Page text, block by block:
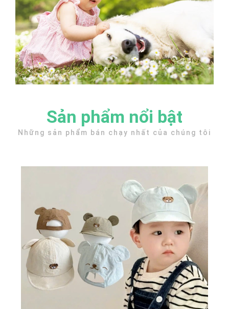
Sản phẩm nổi bật
Những sản phẩm bán chạy nhất của chúng tôi